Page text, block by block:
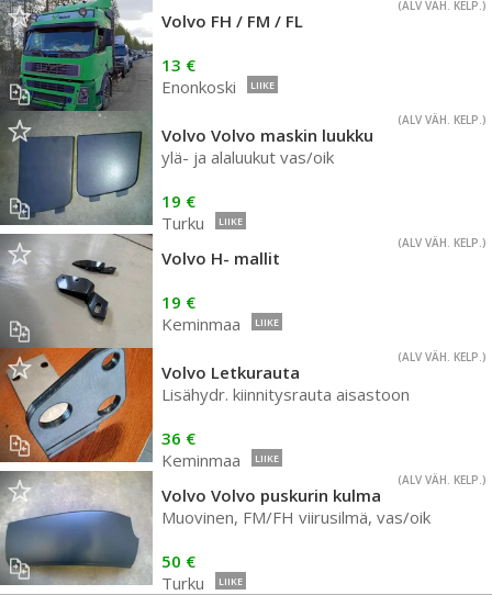
(ALV VÄH. KELP.)
Volvo FH / FM / FL
13 €
Enonkoski
LIIKE
(ALV VÄH. KELP.)
Volvo Volvo maskin luukku
ylä- ja alaluukut vas/oik
19 €
Turku
LIIKE
(ALV VÄH. KELP.)
Volvo H- mallit
19 €
Keminmaa
LIIKE
(ALV VÄH. KELP.)
Volvo Letkurauta
Lisähydr. kiinnitysrauta aisastoon
36 €
Keminmaa
LIIKE
(ALV VÄH. KELP.)
Volvo Volvo puskurin kulma
Muovinen, FM/FH viirusilmä, vas/oik
50 €
Turku
LIIKE